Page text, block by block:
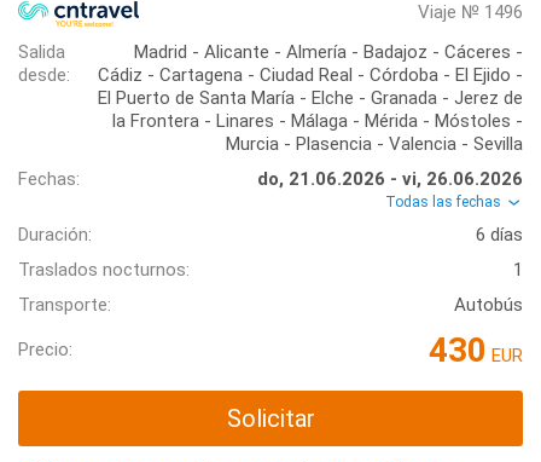
Viaje № 1496
Salida
desde:
Madrid - Alicante - Almería - Badajoz - Cáceres -
Cádiz - Cartagena - Ciudad Real - Córdoba - El Ejido -
El Puerto de Santa María - Elche - Granada - Jerez de
la Frontera - Linares - Málaga - Mérida - Móstoles -
Murcia - Plasencia - Valencia - Sevilla
Fechas:
do, 21.06.2026 - vi, 26.06.2026
Todas las fechas
Duración:
6 días
Traslados nocturnos:
1
Transporte:
Autobús
Precio: 430 EUR
Solicitar